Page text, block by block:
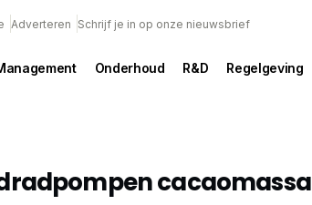
Adverteren Schrijf je in op onze nieuwsbrief
Onderhoud R&D Regelgeving
cacaomassa